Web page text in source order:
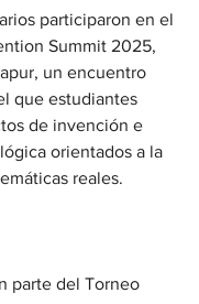
participaron en el
Summit 2025,
un encuentro
que estudiantes
de invención e
orientados a la
reales.
parte del Torneo